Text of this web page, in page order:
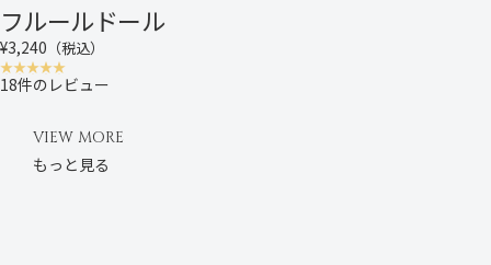
フルールドール
¥3,240 （税込）
18件のレビュー
VIEW MORE
もっと見る